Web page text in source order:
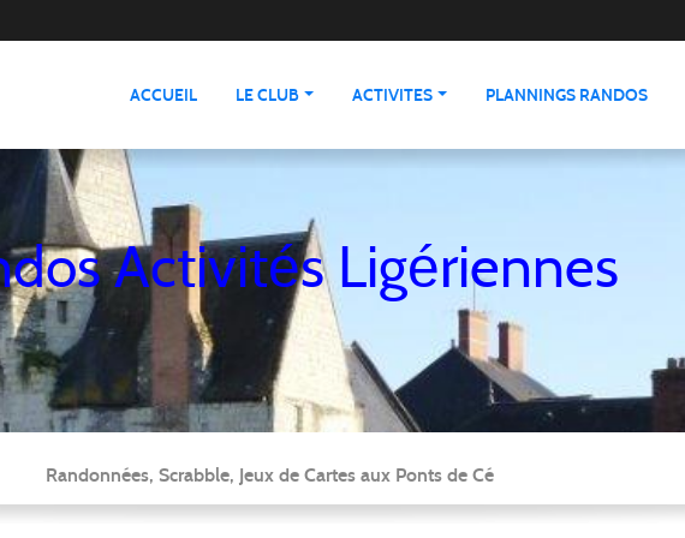
ACCUEIL LE CLUB ACTIVITES PLANNINGS RANDOS
Activités Ligériennes
Randonnées, Scrabble, Jeux de Cartes aux Ponts de Cé